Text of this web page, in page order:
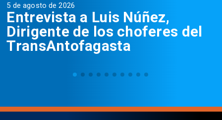
5 de agosto de 2026
Entrevista a Luis Núñez,
Dirigente de los choferes del
TransAntofagasta